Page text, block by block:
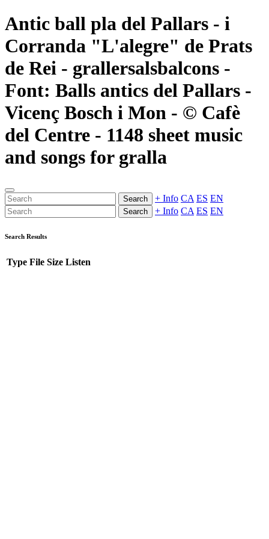
Antic ball pla del Pallars - i
Corranda "L'alegre" de Prats
de Rei - grallersalsbalcons -
Font: Balls antics del Pallars -
Vicenç Bosch i Mon - © Cafè
del Centre - 1148 sheet music
and songs for gralla
Search + Info CA ES EN
Search + Info CA ES EN
Search Results
Type File Size Listen